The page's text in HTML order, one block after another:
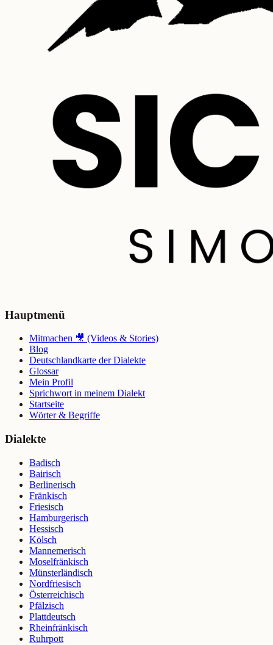
Hauptmenü
Mitmachen 🎥 (Videos & Stories)
Blog
Deutschlandkarte der Dialekte
Glossar
Mein Profil
Sprichwort in meinem Dialekt
Startseite
Wörter & Begriffe
Dialekte
Badisch
Bairisch
Berlinerisch
Fränkisch
Friesisch
Hamburgerisch
Hessisch
Kölsch
Mannemerisch
Moselfränkisch
Münsterländisch
Nordfriesisch
Österreichisch
Pfälzisch
Plattdeutsch
Rheinfränkisch
Ruhrpott